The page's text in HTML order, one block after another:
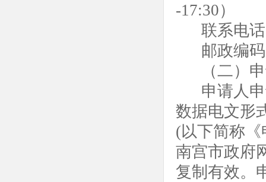
-17:30）
联系电
邮政编
（二）
申请人
数据电文形
(以下简称
南宫市政府
复制有效。